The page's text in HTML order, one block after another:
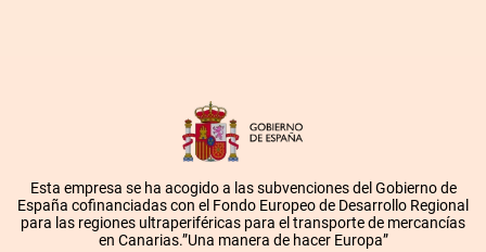
Esta empresa se ha acogido a las subvenciones del Gobierno de
España cofinanciadas con el Fondo Europeo de Desarrollo Regional
para las regiones ultraperiféricas para el transporte de mercancías
en Canarias.”Una manera de hacer Europa”